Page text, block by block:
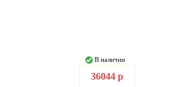
В наличии
36044 р